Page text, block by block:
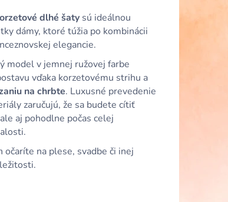
dlhé šaty sú ideálnou
dámy, ktoré túžia po kombinácii
elegancie.
model v jemnej ružovej farbe
vďaka korzetovému strihu a
na chrbte. Luxusné prevedenie
zaručujú, že sa budete cítiť
aj pohodlne počas celej
očaríte na plese, svadbe či inej
Nasledujúce
ŠATY S
A